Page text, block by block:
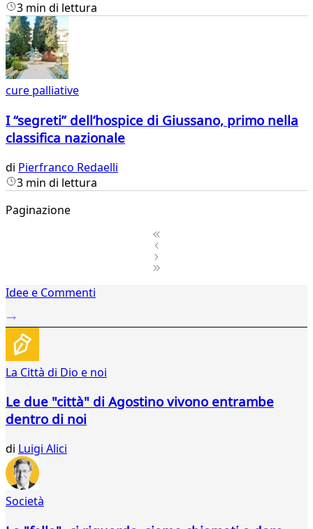
3 min di lettura
cure palliative
I “segreti” dell’hospice di Giussano, primo nella
classifica nazionale
di Pierfranco Redaelli
3 min di lettura
Paginazione
2Idee e Commenti
La Città di Dio e noi
Le due "città" di Agostino vivono entrambe
dentro di noi
di Luigi Alici
Società